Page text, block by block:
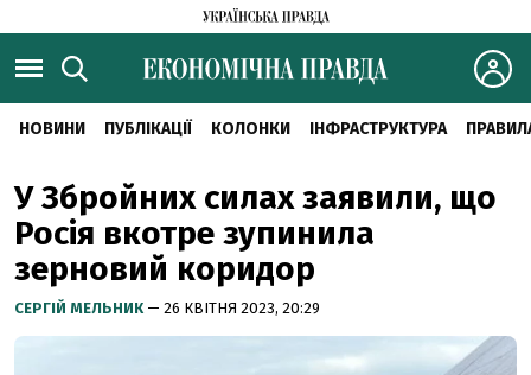
НОВИНИ ПУБЛІКАЦІЇ КОЛОНКИ ІНФРАСТРУКТУРА
У Збройних силах заявили, що
Росія вкотре зупинила
зерновий коридор
CЕРГІЙ МЕЛЬНИК — 26 КВІТНЯ 2023, 20:29